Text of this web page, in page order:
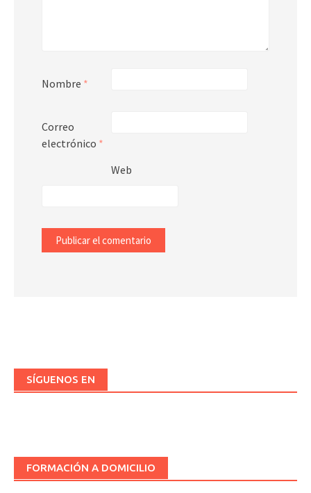
Nombre *
Correo
electrónico *
Web
SÍGUENOS EN
FORMACIÓN A DOMICILIO